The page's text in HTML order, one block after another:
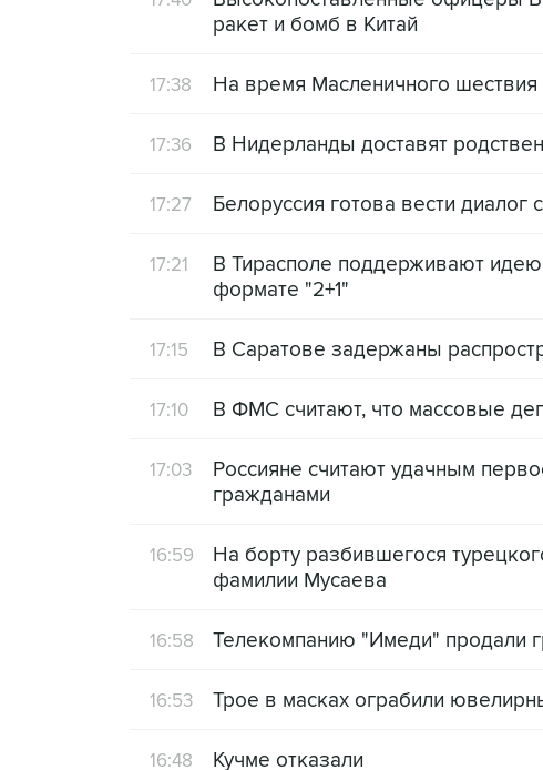
ракет и бомб в Китай
17:38 На время Масленичного
17:36 В Нидерланды доставят
17:27 Белоруссия готова вести
17:21
В Тирасполе поддерживают
формате "2+1"
17:15 В Саратове задержаны
17:10 В ФМС считают, что массовые
17:03
Россияне считают удачным
гражданами
16:59
На борту разбившегося
фамилии Мусаева
16:58 Телекомпанию "Имеди" продали
16:53 Трое в масках ограбили
16:48 Кучме отказали